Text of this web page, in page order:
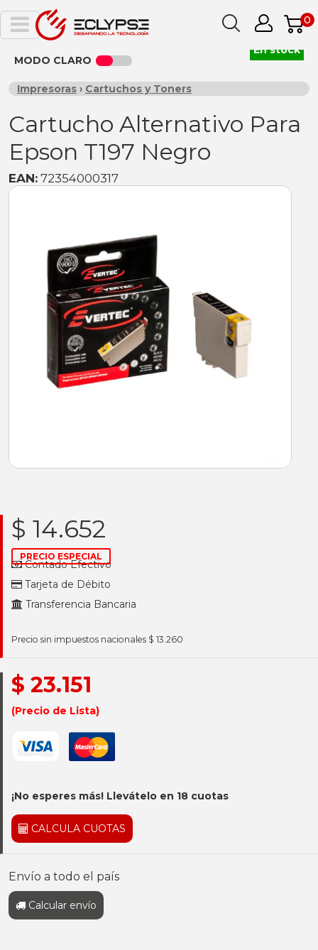
0
MODO CLARO
Impresoras › Cartuchos y Toners
Cartucho Alternativo Para
Epson T197 Negro
EAN: 72354000317
$ 14.652
PRECIO ESPECIAL
Contado Efectivo
Tarjeta de Débito
Transferencia Bancaria
Precio sin impuestos nacionales $ 13.260
$ 23.151
(Precio de Lista)
¡No esperes más! Llevátelo en 18 cuotas
CALCULA CUOTAS
Envío a todo el país
Calcular envío
En stock